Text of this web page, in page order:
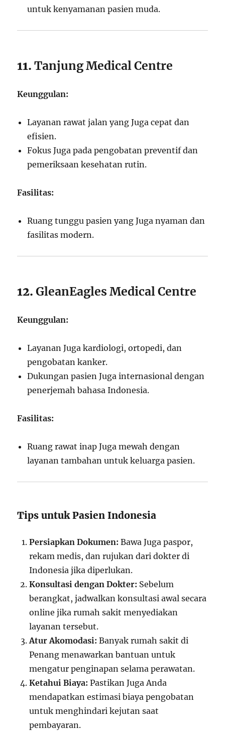
untuk kenyamanan pasien muda.
11.Tanjung Medical Centre
Keunggulan:
Layanan rawat jalan yang Juga cepat dan
efisien.
Fokus Juga pada pengobatan preventif dan
pemeriksaan kesehatan rutin.
Fasilitas:
Ruang tunggu pasien yang Juga nyaman dan
fasilitas modern.
12.GleanEagles Medical Centre
Keunggulan:
Layanan Juga kardiologi, ortopedi, dan
pengobatan kanker.
Dukungan pasien Juga internasional dengan
penerjemah bahasa Indonesia.
Fasilitas:
Ruang rawat inap Juga mewah dengan
layanan tambahan untuk keluarga pasien.
Tips untuk Pasien Indonesia
Persiapkan Dokumen: Bawa Juga paspor,
rekam medis, dan rujukan dari dokter di
Indonesia jika diperlukan.
Konsultasi dengan Dokter: Sebelum
berangkat, jadwalkan konsultasi awal secara
online jika rumah sakit menyediakan
layanan tersebut.
Atur Akomodasi: Banyak rumah sakit di
Penang menawarkan bantuan untuk
mengatur penginapan selama perawatan.
Ketahui Biaya: Pastikan Juga Anda
mendapatkan estimasi biaya pengobatan
untuk menghindari kejutan saat
pembayaran.